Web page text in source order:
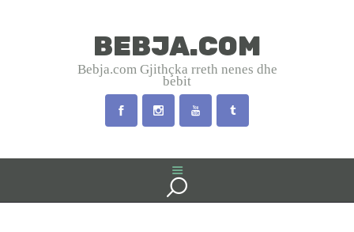
BEBJA.COM
Bebja.com Gjithçka rreth nenes dhe
bebit
BEBJA.COM
Bebja.com Gjithçka rreth nenes dhe bebit
SHTATZANIA